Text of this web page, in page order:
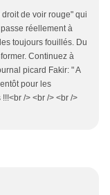
de voir rouge" qui
réellement à
toujours fouillés. Du
Continuez à
picard Fakir: " A
pour les
/> <br /> <br />